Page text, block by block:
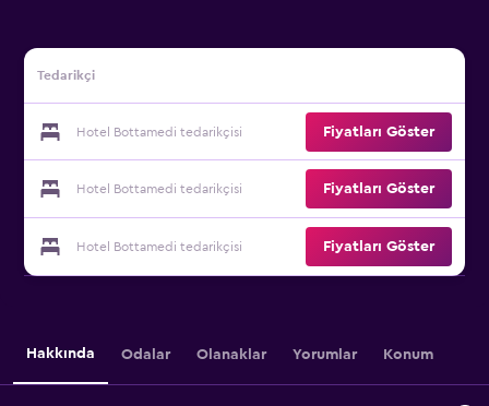
Tedarikçi
Hotel Bottamedi tedarikçisi Fiyatları Göster
Hotel Bottamedi tedarikçisi Fiyatları Göster
Hotel Bottamedi tedarikçisi Fiyatları Göster
Hakkında Odalar Olanaklar Yorumlar Konum